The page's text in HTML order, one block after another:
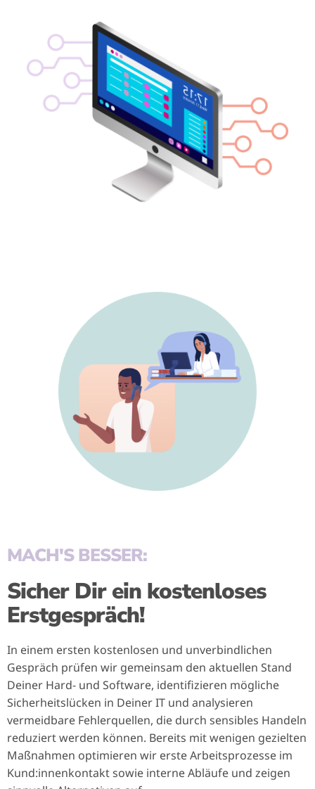
MACH'S BESSER:
Sicher Dir ein kostenloses
Erstgespräch!
In einem ersten kostenlosen und unverbindlichen
Gespräch prüfen wir gemeinsam den aktuellen Stand
Deiner Hard- und Software, identifizieren mögliche
Sicherheitslücken in Deiner IT und analysieren
vermeidbare Fehlerquellen, die durch sensibles Handeln
reduziert werden können. Bereits mit wenigen gezielten
Maßnahmen optimieren wir erste Arbeitsprozesse im
Kund:innenkontakt sowie interne Abläufe und zeigen